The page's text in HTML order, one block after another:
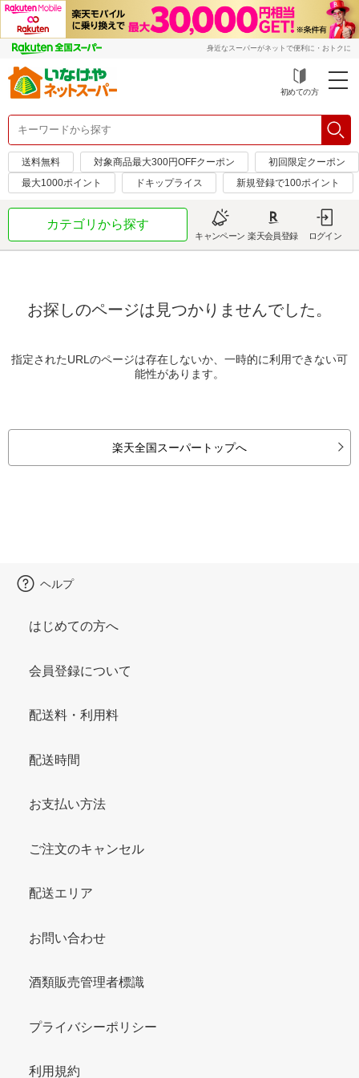
身近なスーパーがネットで便利に・おトクに
初めての方
送料無料 対象商品最大300円OFFクーポン
初回限定クーポン
最大1000ポイント
ドキップライス 新規登録で100ポイント
カテゴリから探す
キャンペーン 楽天会員登録 ログイン
お探しのページは見つかりませんでした。
指定されたURLのページは存在しないか、一時的に利用できない可
能性があります。
楽天全国スーパートップへ
ヘルプ
はじめての方へ
会員登録について
配送料・利用料
配送時間
お支払い方法
ご注文のキャンセル
配送エリア
お問い合わせ
酒類販売管理者標識
プライバシーポリシー
利用規約